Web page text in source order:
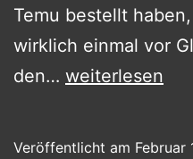
Temu bestellt
wirklich einmal vor
den… Fast
weiterlesen
Veröffentlicht am Februar